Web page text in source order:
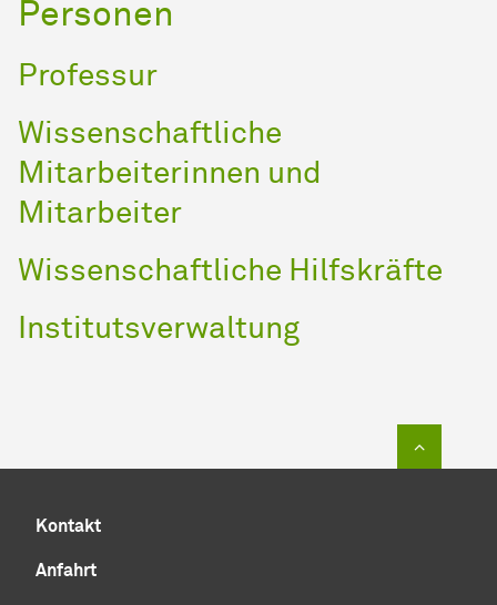
Personen
Professur
Wissenschaftliche
Mitarbeiterinnen und
Mitarbeiter
Wissenschaftliche Hilfskräfte
Institutsverwaltung
Kontakt
Anfahrt